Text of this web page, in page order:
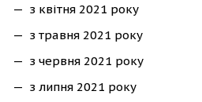
з квітня 2021 року
з травня 2021 року
з червня 2021 року
з липня 2021 року